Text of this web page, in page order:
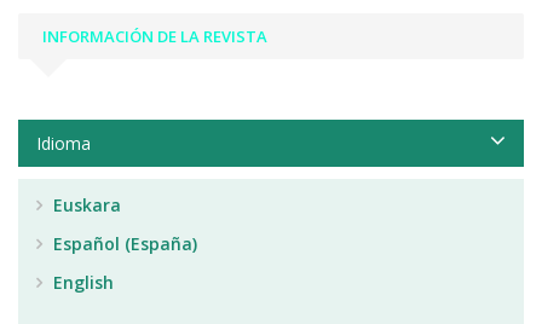
INFORMACIÓN DE LA REVISTA
Idioma
Euskara
Español (España)
English